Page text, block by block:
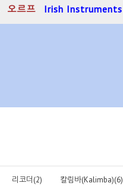
오르프 Irish Instruments
리코더(2) 칼림바(Kalimba)(6)